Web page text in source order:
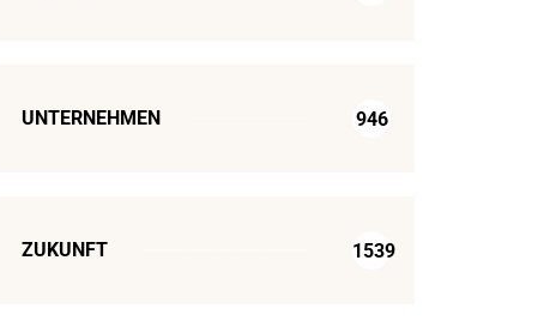
UNTERNEHMEN 946
ZUKUNFT 1539